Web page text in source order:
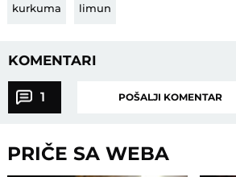
kurkuma limun
KOMENTARI
1 POŠALJI KOMENTAR
PRIČE SA WEBA